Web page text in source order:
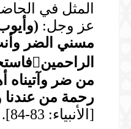
المثل في
عز وجل: (
مسني الضر
الراحمين
من ضر وآتيناه
رحمة من عندنا
[الأنبياء: 83-84].